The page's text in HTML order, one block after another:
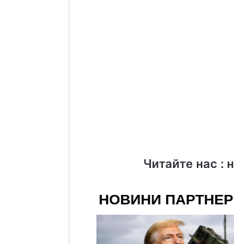
Читайте нас :